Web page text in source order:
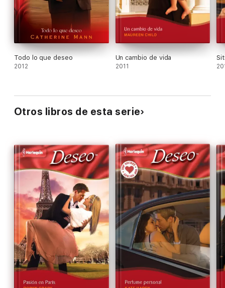
Todo lo que deseo
2012
Un cambio de vida
2011
Otros libros de esta serie